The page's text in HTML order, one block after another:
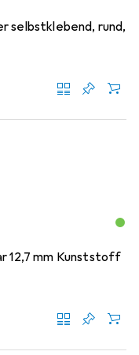
selbstklebend, rund,
12,7 mm Kunststoff